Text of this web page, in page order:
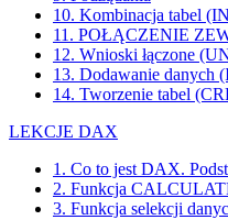
10. Kombinacja tabel
11. POŁĄCZENIE
12. Wnioski łączone
13. Dodawanie danych
14. Tworzenie tabel
LEKCJE DAX
1. Co to jest DAX.
2. Funkcja
3. Funkcja selekcji